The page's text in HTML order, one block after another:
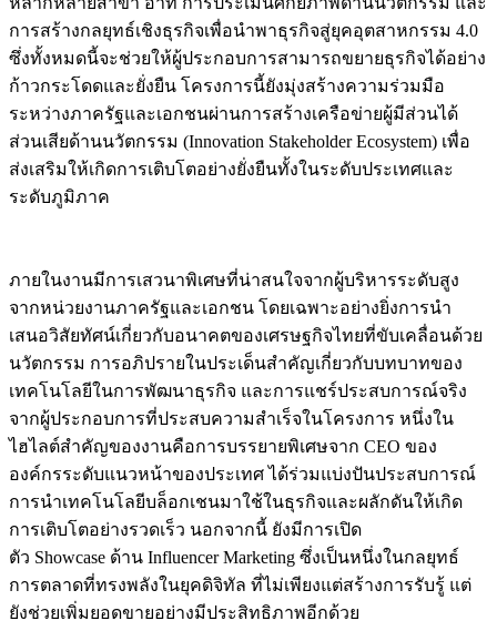
การสร้างกลยุทธ์เชิงธุรกิจเพื่อนำพาธุรกิจสู่ยุคอุตสาหกรรม 4.0
ซึ่งทั้งหมดนี้จะช่วยให้ผู้ประกอบการสามารถขยายธุรกิจได้อย่าง
ก้าวกระโดดและยั่งยืน โครงการนี้ยังมุ่งสร้างความร่วมมือ
ระหว่างภาครัฐและเอกชนผ่านการสร้างเครือข่ายผู้มีส่วนได้
ส่วนเสียด้านนวัตกรรม (Innovation Stakeholder Ecosystem) เพื่อ
ส่งเสริมให้เกิดการเติบโตอย่างยั่งยืนทั้งในระดับประเทศและ
ระดับภูมิภาค
ภายในงานมีการเสวนาพิเศษที่น่าสนใจจากผู้บริหารระดับสูง
จากหน่วยงานภาครัฐและเอกชน โดยเฉพาะอย่างยิ่งการนำ
เสนอวิสัยทัศน์เกี่ยวกับอนาคตของเศรษฐกิจไทยที่ขับเคลื่อนด้วย
นวัตกรรม การอภิปรายในประเด็นสำคัญเกี่ยวกับบทบาทของ
เทคโนโลยีในการพัฒนาธุรกิจ และการแชร์ประสบการณ์จริง
จากผู้ประกอบการที่ประสบความสำเร็จในโครงการ หนึ่งใน
ไฮไลต์สำคัญของงานคือการบรรยายพิเศษจาก CEO ของ
องค์กรระดับแนวหน้าของประเทศ ได้ร่วมแบ่งปันประสบการณ์
การนำเทคโนโลยีบล็อกเชนมาใช้ในธุรกิจและผลักดันให้เกิด
การเติบโตอย่างรวดเร็ว นอกจากนี้ ยังมีการเปิด
ตัว Showcase ด้าน Influencer Marketing ซึ่งเป็นหนึ่งในกลยุทธ์
การตลาดที่ทรงพลังในยุคดิจิทัล ที่ไม่เพียงแต่สร้างการรับรู้ แต่
ยังช่วยเพิ่มยอดขายอย่างมีประสิทธิภาพอีกด้วย